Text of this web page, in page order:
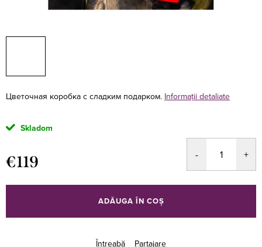
Цветочная коробка с сладким подарком. Informaţii detaliate
Skladom
€119
preţ:
ADĂUGA ÎN COŞ
Întreabă Partajare